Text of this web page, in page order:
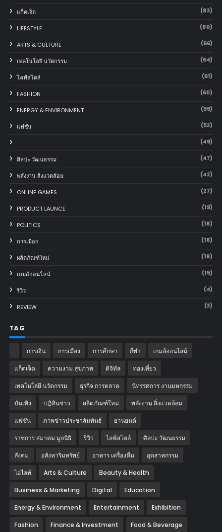
แก็ตเจ็ต (83)
LIFESTYLE (80)
ARTS & CULTURE (66)
เทคโนโลยี นวัตกรรม (64)
ไลฟ์สไตล์ (61)
FASHION (60)
ENERGY & ENVIRONMENT (59)
แฟชั่น (52)
(49)
ศิลปะ วัฒนธรรม (47)
พลังงาน สิ่งแวดล้อม (42)
ONLINE GAMES (27)
PRODUCT LAUNCE (19)
POLITICS (18)
การเมือง (18)
ผลิตภัณฑ์ใหม่ (18)
เกมส์ออนไลน์ (15)
รีวิว (4)
REVIEW (3)
TAG
การเงิน การเมือง การศึกษา กีฬา เกมส์ออนไลน์
แก็ตเจ็ต ความงาม สุขภาพ ดิจิทัล ท่องเที่ยว
เทคโนโลยี นวัตกรรม ธุรกิจ การตลาด นิทรรศการ งานมหกรรม
บันเทิง ปฏิทินข่าว ผลิตภัณฑ์ใหม่ พลังงาน สิ่งแวดล้อม
แฟชั่น ภาพข่าวประชาสัมพันธ์ ‎ยานยนต์‎
ราชการ สมาคม มูลนิธิ รีวิว ไลฟ์สไตล์ ศิลปะ วัฒนธรรม
สังคม อสังหาริมทรัพย์ อาหาร เครื่องดื่ม อุตสาหกรรม
ไฮไลท์ Arts & Culture Beauty & Health
Business & Marketing Digital Education
Energy & Environment Entertainment Exhibition
Fashion Finance & Investment Food & Beverage